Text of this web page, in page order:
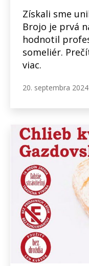
Získali sme
Brojo je prvá
hodnotil
someliér.
viac.
20. septembra 2024